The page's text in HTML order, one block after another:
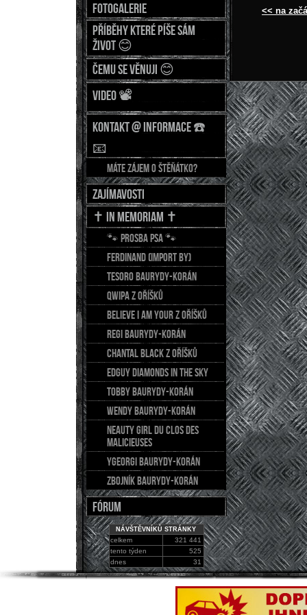
<< na
Fotogalerie
Příběhy které píše sám
život 😊
Čemu se věnuji 😊
Video 📽
Kontakt @ Informace ☎️
📧
Máte zájem o štěňátko?
Zajímavosti
✝️ In Memoriam ✝️
🐾 Prosba psa 🐾
FERDINAND (import BY)
TESORO Baurydy-Korán
QWIPA z Oříšků
BELIEVE I AM YOUR z Oříšků
REGI Baurydy-Korán
CHANTAL Black z Oříšků
EDGUY Diamonds in the sky
TOBBY Baurydy-Korán
WENDY Baurydy-Korán
NEAUTY GIRL du Clos des
Malicieuses
YGEORGI Baurydy-Korán
ZBOJNÍK Baurydy-Korán
FÓRUM
NÁVŠTĚVNÍKŮ STRÁNKY
celkem
321 441
tento týden
525
dnes
31